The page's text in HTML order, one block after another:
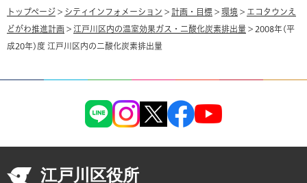
トップページ > シティインフォメーション > 計画・目標 > 環境 > エコタウンえ
どがわ推進計画 > 江戸川区内の温室効果ガス・二酸化炭素排出量 > 2008年(平
成20年)度 江戸川区内の二酸化炭素排出量
江戸川区役所